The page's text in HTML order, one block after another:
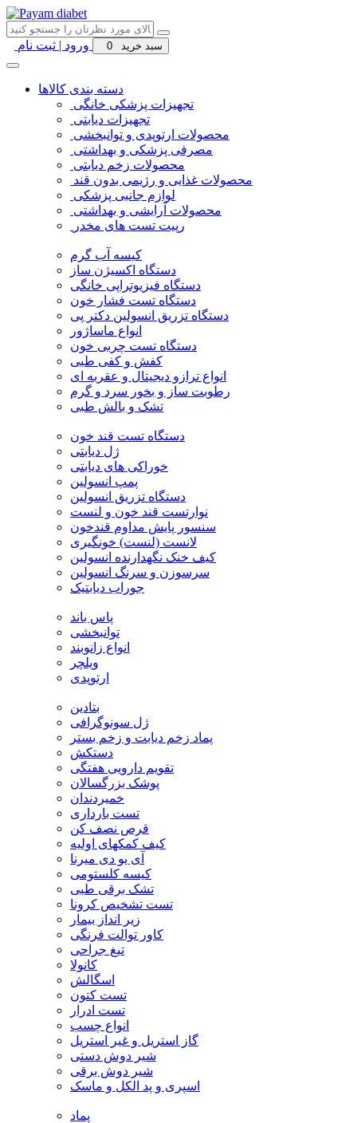
ورود | ثبت نام سبد خرید 0
دسته بندی کالاها
تجهیزات پزشکی خانگی
تجهیزات دیابتی
محصولات ارتوپدی و توانبخشی
مصرفی پزشکی و بهداشتی
محصولات زخم دیابتی
محصولات غذایی و رژیمی بدون قند
لوازم جانبی پزشکی
محصولات آرایشی و بهداشتی
رپیت تست های مخدر
کیسه آب گرم
دستگاه اکسیژن ساز
دستگاه فیزیوتراپی خانگی
دستگاه تست فشار خون
دستگاه تزریق انسولین دکتر پی
انواع ماساژور
دستگاه تست چربی خون
کفش و کفی طبی
انواع ترازو دیجیتال و عقربه ای
رطوبت ساز و بخور سرد و گرم
تشک و بالش طبی
دستگاه تست قند خون
ژل دیابتی
خوراکی های دیابتی
پمپ انسولین
دستگاه تزریق انسولین
نوارتست قند خون و لنست
سنسور پایش مداوم قندخون
لانست (لنست) خونگیری
کیف خنک نگهدارنده انسولین
سرسوزن و سرنگ انسولین
جوراب دیابتیک
پاس باند
توانبخشی
انواع زانوبند
ویلچر
ارتوپدی
بتادین
ژل سونوگرافی
پماد زخم دیابت و زخم بستر
دستکش
تقویم دارویی هفتگی
پوشک بزرگسالان
خمیردندان
تست بارداری
قرص نصف کن
کیف کمکهای اولیه
آی یو دی میرنا
کیسه کلستومی
تشک برقی طبی
تست تشخیص کرونا
زیر انداز بیمار
کاور توالت فرنگی
تیغ جراحی
کانولا
اسگالش
تست کتون
تست ادرار
انواع چسب
گاز استریل و غیر استریل
شیر دوش دستی
شیر دوش برقی
اسپری و پد الکل و ماسک
پماد